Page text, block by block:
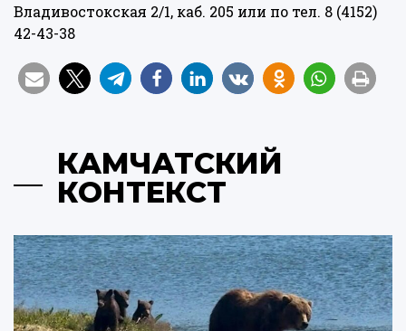
Владивостокская 2/1, каб. 205 или по тел. 8 (4152)
42-43-38
КАМЧАТСКИЙ
КОНТЕКСТ